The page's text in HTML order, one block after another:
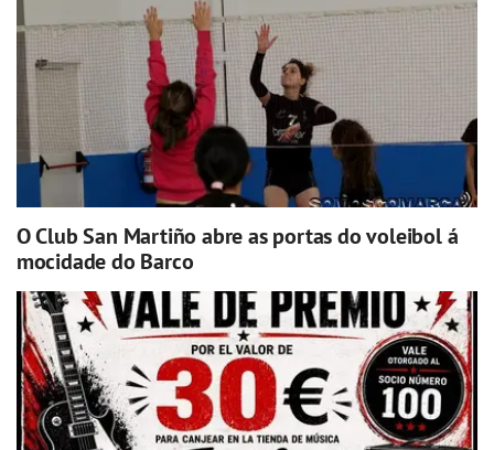
O Club San Martiño abre as portas do voleibol á
mocidade do Barco